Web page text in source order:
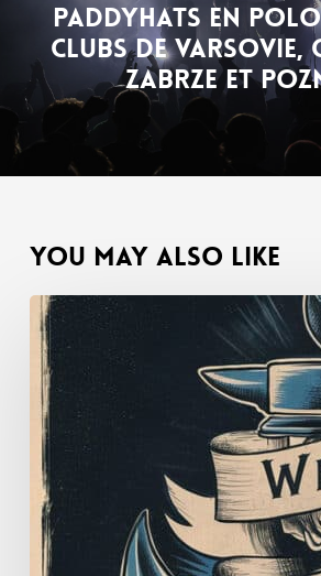
Paddyhats en
clubs de Varsovie,
Zabrze et
You May Also Like
Écouter
le
single
« Weight
of
the
World »
maintenant